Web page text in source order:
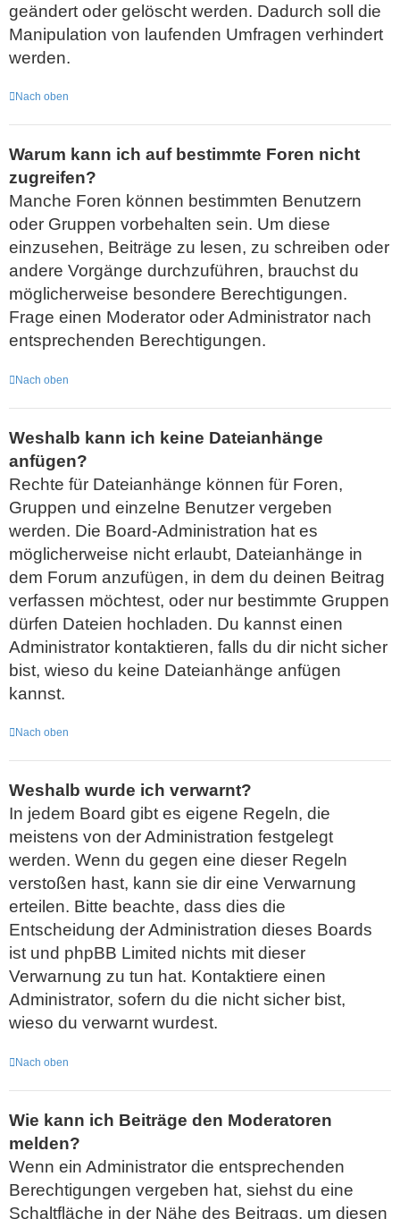
geändert oder gelöscht werden. Dadurch soll die
Manipulation von laufenden Umfragen verhindert
werden.
Nach oben
Warum kann ich auf bestimmte Foren nicht
zugreifen?
Manche Foren können bestimmten Benutzern
oder Gruppen vorbehalten sein. Um diese
einzusehen, Beiträge zu lesen, zu schreiben oder
andere Vorgänge durchzuführen, brauchst du
möglicherweise besondere Berechtigungen.
Frage einen Moderator oder Administrator nach
entsprechenden Berechtigungen.
Nach oben
Weshalb kann ich keine Dateianhänge
anfügen?
Rechte für Dateianhänge können für Foren,
Gruppen und einzelne Benutzer vergeben
werden. Die Board-Administration hat es
möglicherweise nicht erlaubt, Dateianhänge in
dem Forum anzufügen, in dem du deinen Beitrag
verfassen möchtest, oder nur bestimmte Gruppen
dürfen Dateien hochladen. Du kannst einen
Administrator kontaktieren, falls du dir nicht sicher
bist, wieso du keine Dateianhänge anfügen
kannst.
Nach oben
Weshalb wurde ich verwarnt?
In jedem Board gibt es eigene Regeln, die
meistens von der Administration festgelegt
werden. Wenn du gegen eine dieser Regeln
verstoßen hast, kann sie dir eine Verwarnung
erteilen. Bitte beachte, dass dies die
Entscheidung der Administration dieses Boards
ist und phpBB Limited nichts mit dieser
Verwarnung zu tun hat. Kontaktiere einen
Administrator, sofern du die nicht sicher bist,
wieso du verwarnt wurdest.
Nach oben
Wie kann ich Beiträge den Moderatoren
melden?
Wenn ein Administrator die entsprechenden
Berechtigungen vergeben hat, siehst du eine
Schaltfläche in der Nähe des Beitrags, um diesen